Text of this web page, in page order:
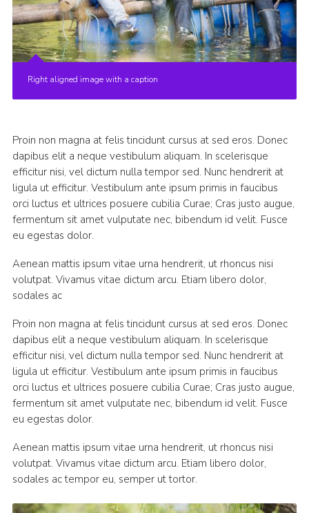
Right aligned image with a caption
Proin non magna at felis tincidunt cursus at sed eros. Donec
dapibus elit a neque vestibulum aliquam. In scelerisque
efficitur nisi, vel dictum nulla tempor sed. Nunc hendrerit at
ligula ut efficitur. Vestibulum ante ipsum primis in faucibus
orci luctus et ultrices posuere cubilia Curae; Cras justo augue,
fermentum sit amet vulputate nec, bibendum id velit. Fusce
eu egestas dolor.
Aenean mattis ipsum vitae urna hendrerit, ut rhoncus nisi
volutpat. Vivamus vitae dictum arcu. Etiam libero dolor,
sodales ac
Proin non magna at felis tincidunt cursus at sed eros. Donec
dapibus elit a neque vestibulum aliquam. In scelerisque
efficitur nisi, vel dictum nulla tempor sed. Nunc hendrerit at
ligula ut efficitur. Vestibulum ante ipsum primis in faucibus
orci luctus et ultrices posuere cubilia Curae; Cras justo augue,
fermentum sit amet vulputate nec, bibendum id velit. Fusce
eu egestas dolor.
Aenean mattis ipsum vitae urna hendrerit, ut rhoncus nisi
volutpat. Vivamus vitae dictum arcu. Etiam libero dolor,
sodales ac tempor eu, semper ut tortor.